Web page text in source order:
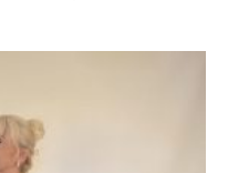
birden